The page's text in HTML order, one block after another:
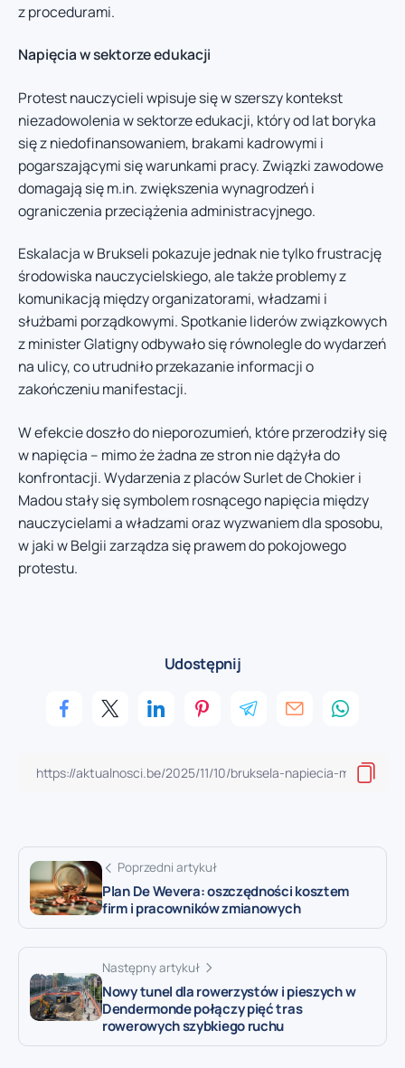
z procedurami.
Napięcia w sektorze edukacji
Protest nauczycieli wpisuje się w szerszy kontekst
niezadowolenia w sektorze edukacji, który od lat boryka
się z niedofinansowaniem, brakami kadrowymi i
pogarszającymi się warunkami pracy. Związki zawodowe
domagają się m.in. zwiększenia wynagrodzeń i
ograniczenia przeciążenia administracyjnego.
Eskalacja w Brukseli pokazuje jednak nie tylko frustrację
środowiska nauczycielskiego, ale także problemy z
komunikacją między organizatorami, władzami i
służbami porządkowymi. Spotkanie liderów związkowych
z minister Glatigny odbywało się równolegle do wydarzeń
na ulicy, co utrudniło przekazanie informacji o
zakończeniu manifestacji.
W efekcie doszło do nieporozumień, które przerodziły się
w napięcia – mimo że żadna ze stron nie dążyła do
konfrontacji. Wydarzenia z placów Surlet de Chokier i
Madou stały się symbolem rosnącego napięcia między
nauczycielami a władzami oraz wyzwaniem dla sposobu,
w jaki w Belgii zarządza się prawem do pokojowego
protestu.
Udostępnij
Poprzedni artykuł
Plan De Wevera: oszczędności kosztem
firm i pracowników zmianowych
Następny artykuł
Nowy tunel dla rowerzystów i pieszych w
Dendermonde połączy pięć tras
rowerowych szybkiego ruchu